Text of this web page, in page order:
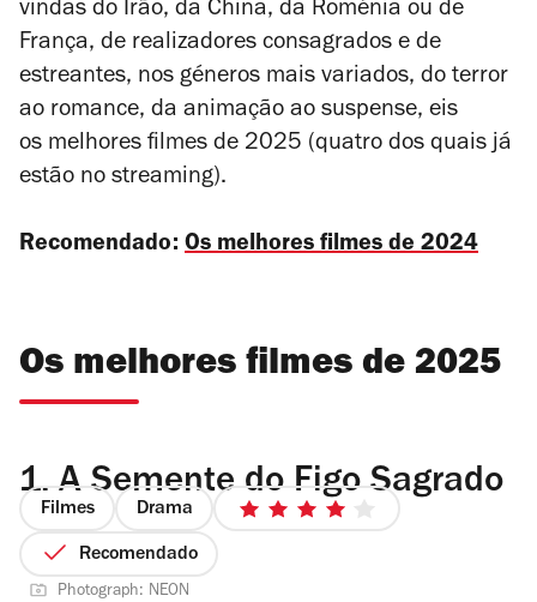
vindas do Irão, da China, da Roménia ou de
França, de realizadores consagrados e de
estreantes, nos géneros mais variados, do terror
ao romance, da animação ao suspense, eis
os melhores filmes de 2025 (quatro dos quais já
estão no streaming).
Recomendado: Os melhores filmes de 2024
Os melhores filmes de 2025
1. A Semente do Figo Sagrado
Filmes Drama
4/5
Recomendado
Photograph: NEON